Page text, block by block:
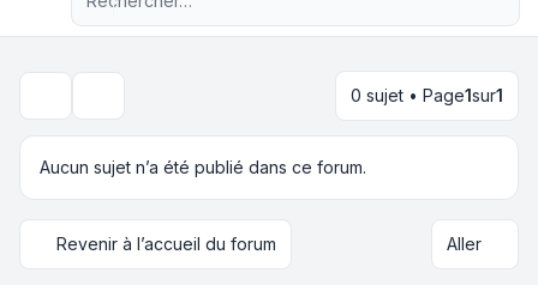
0 sujet • Page1sur1
Aucun sujet n’a été publié dans ce forum.
Revenir à l’accueil du forum Aller